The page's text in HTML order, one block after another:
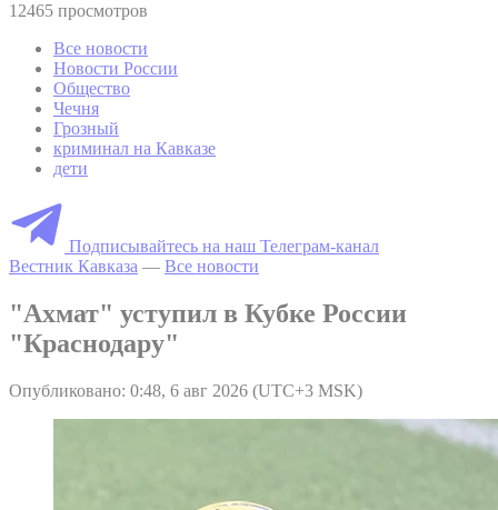
12465 просмотров
Все новости
Новости России
Общество
Чечня
Грозный
криминал на Кавказе
дети
Подписывайтесь на наш Телеграм-канал
Вестник Кавказа — Все новости
"Ахмат" уступил в Кубке России
"Краснодару"
Опубликовано: 0:48, 6 авг 2026 (UTC+3 MSK)